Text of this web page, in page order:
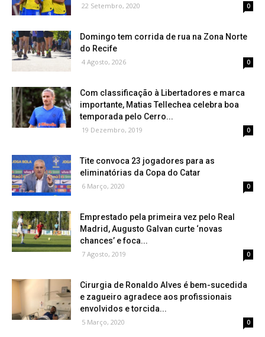
22 Setembro, 2020 0
Domingo tem corrida de rua na Zona Norte
do Recife
4 Agosto, 2026 0
Com classificação à Libertadores e marca
importante, Matias Tellechea celebra boa
temporada pelo Cerro...
19 Dezembro, 2019 0
Tite convoca 23 jogadores para as
eliminatórias da Copa do Catar
6 Março, 2020 0
Emprestado pela primeira vez pelo Real
Madrid, Augusto Galvan curte ‘novas
chances’ e foca...
7 Agosto, 2019 0
Cirurgia de Ronaldo Alves é bem-sucedida
e zagueiro agradece aos profissionais
envolvidos e torcida...
5 Março, 2020 0